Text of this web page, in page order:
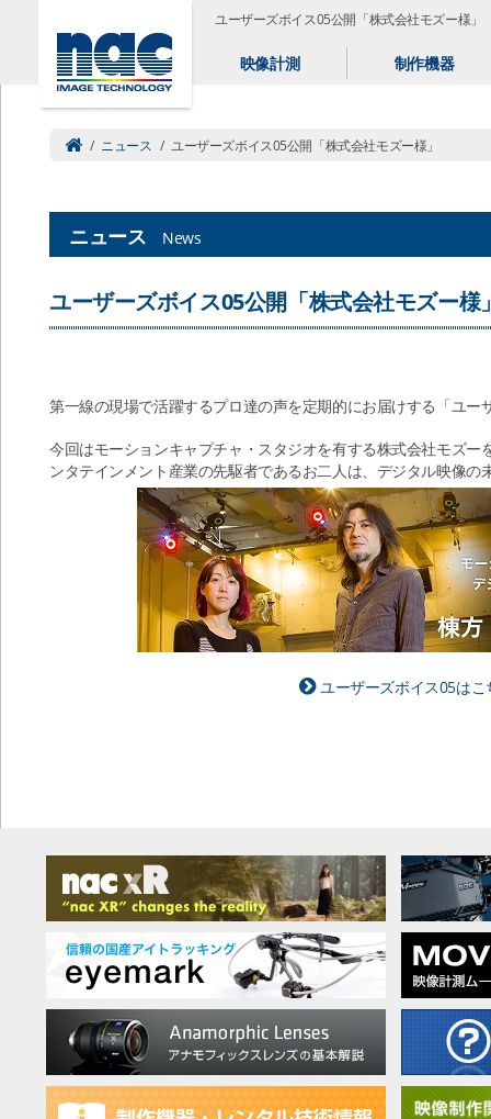
ユーザーズボイス05公開「株式会社モズー様」
映像計測 制作機器
/ ニュース / ユーザーズボイス05公開「株式会社モズー様」
ニュース News
ユーザーズボイス05公開「株式会社モズー様
第一線の現場で活躍するプロ達の声を定期的にお届けする「ユー
今回はモーションキャプチャ・スタジオを有する株式会社モズ
ンタテインメント産業の先駆者であるお二人は、デジタル映像
ユーザーズボイス05はこ